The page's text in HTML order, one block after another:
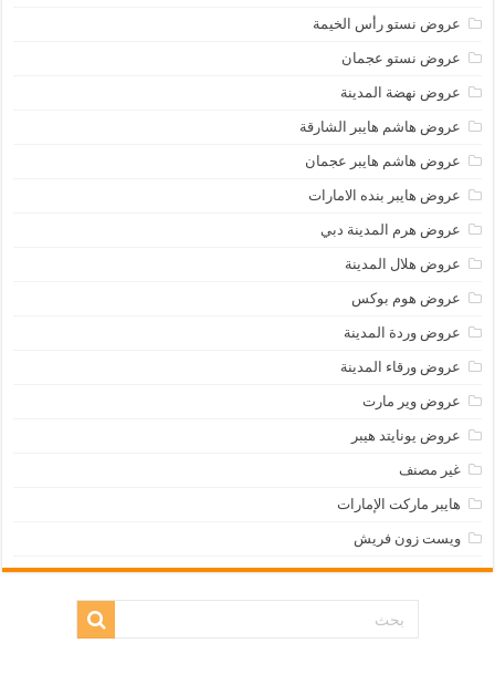
عروض نستو رأس الخيمة
عروض نستو عجمان
عروض نهضة المدينة
عروض هاشم هايبر الشارقة
عروض هاشم هايبر عجمان
عروض هايبر بنده الامارات
عروض هرم المدينة دبي
عروض هلال المدينة
عروض هوم بوكس
عروض وردة المدينة
عروض ورقاء المدينة
عروض وير مارت
عروض يونايتد هيبر
غير مصنف
هايبر ماركت الإمارات
ويست زون فريش